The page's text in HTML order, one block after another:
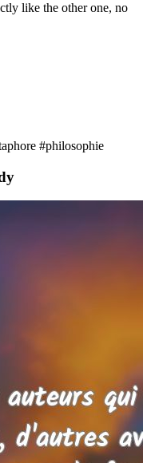
like the other one, no
#philosophie